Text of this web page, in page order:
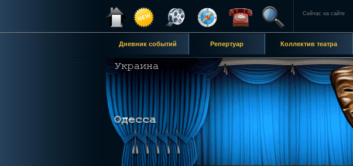
Сейчас на сайте
Дневник событий Репертуар Коллектив театра